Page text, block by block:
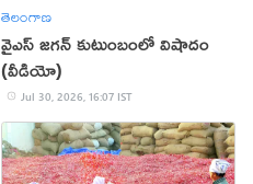
తెలంగాణ
వైఎస్ జగన్ కుటుంబంలో విషాదం
(వీడియో)
Jul 30, 2026, 16:07 IST